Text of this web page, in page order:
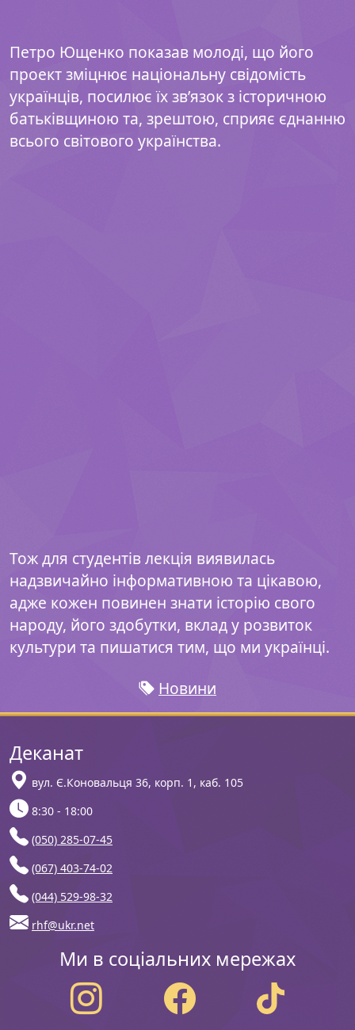
Петро Ющенко показав молоді, що його
проект зміцнює національну свідомість
українців, посилює їх зв’язок з історичною
батьківщиною та, зрештою, сприяє єднанню
всього світового українства.
Тож для студентів лекція виявилась
надзвичайно інформативною та цікавою,
адже кожен повинен знати історію свого
народу, його здобутки, вклад у розвиток
культури та пишатися тим, що ми українці.
Новини
Деканат
вул. Є.Коновальця 36, корп. 1, каб. 105
8:30 - 18:00
(050) 285-07-45
(067) 403-74-02
(044) 529-98-32
rhf@ukr.net
Ми в соціальних мережах